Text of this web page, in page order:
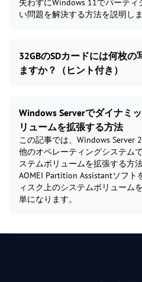
失わずにWindows 11でパーテ
い問題を解決する方法を説明しま
32GBのSDカードには何枚
ますか？（ヒント付き）
Windows Serverでダイナミ
リュームを拡張する方法
この記事では、Windows Server
他のオペレーティングシステム
ステムボリュームを拡張する方
AOMEI Partition Assistantソフ
ィスク上のシステムボリューム
単になります。